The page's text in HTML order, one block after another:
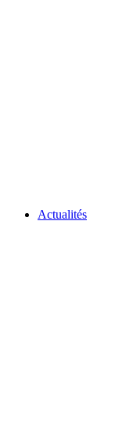
Actualités